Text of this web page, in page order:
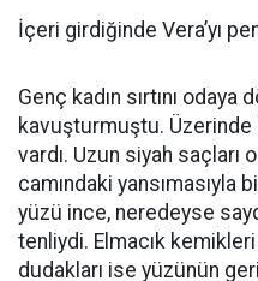
İçeri girdiğinde Vera’yı
Genç kadın sırtını
kavuşturmuştu. Üzerinde
vardı. Uzun siyah saçları
camındaki yansımasıyla
yüzü ince, neredeyse
tenliydi. Elmacık
dudakları ise yüzünün geri